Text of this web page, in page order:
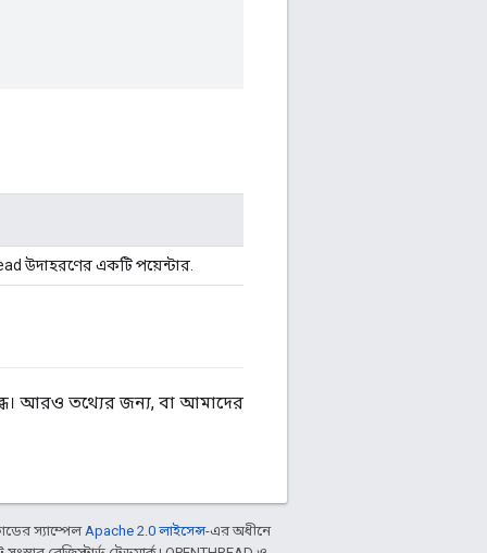
উদাহরণের একটি পয়েন্টার.
আরও তথ্যের জন্য, বা আমাদের
স্যাম্পেলApache 2.0 লাইসেন্স-এর অধীনে